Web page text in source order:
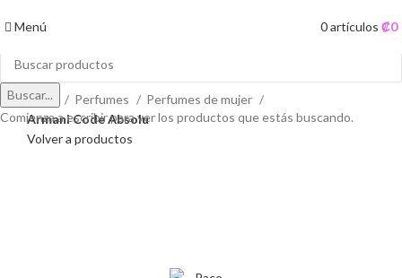
Menú 0artículos ₡0
Inicio Perfumes
Perfumes de mujer
Armani Code Absolu
Volver a productos
Buscar...
Comienza a escribir para ver los productos que estás buscando.